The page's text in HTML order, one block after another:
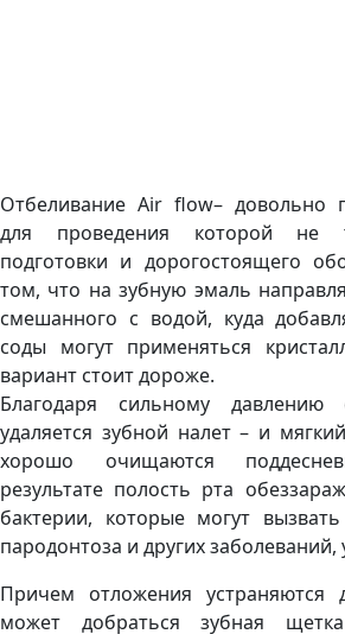
Отбеливание Аir flow– довольно
для проведения которой не
подготовки и дорогостоящего
том, что на зубную эмаль
смешанного с водой, куда
соды могут применяться
вариант стоит дороже.
Благодаря сильному давлению
удаляется зубной налет – и
хорошо очищаются
результате полость рта
бактерии, которые могут
пародонтоза и других заболеваний,
Причем отложения
может добраться зубная